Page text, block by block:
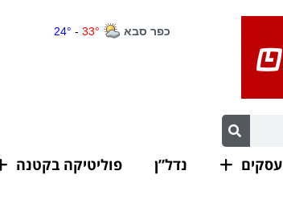
עסקים נדל”ן פוליטיקה בקטנה